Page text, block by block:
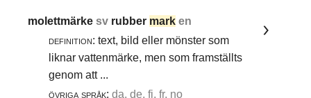
molettmärkesv rubber mark en
definition: text, bild eller mönster som
liknar vattenmärke, men som framställts
genom att ...
övriga språk: da, de, fi, fr, no